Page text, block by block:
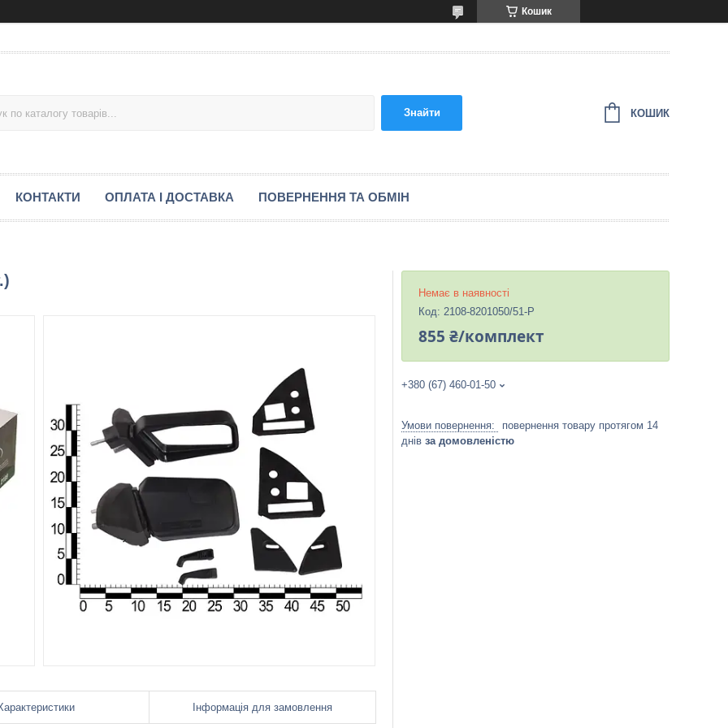
Кошик
Знайти КОШИК
КОНТАКТИ ОПЛАТА І ДОСТАВКА ПОВЕРНЕННЯ ТА ОБМІН
Інформація для замовлення
Немає в наявності
Код: 2108-8201050/51-P
855 ₴/комплект
+380 (67) 460-01-50
повернення товару протягом 14
днів за домовленістю